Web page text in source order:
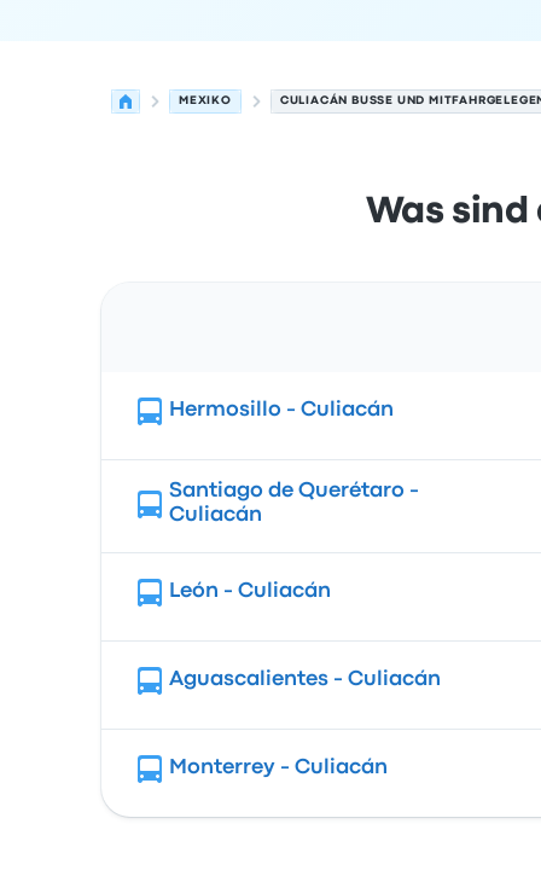
MEXIKO CULIACÁN BUSSE UND
Was
Hermosillo - Culiacán
Santiago de Querétaro -
Culiacán
León - Culiacán
Aguascalientes - Culiacán
Monterrey - Culiacán